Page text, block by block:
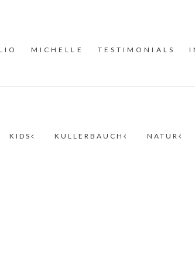
MICHELLE TESTIMONIALS
KIDS KULLERBAUCH NATUR